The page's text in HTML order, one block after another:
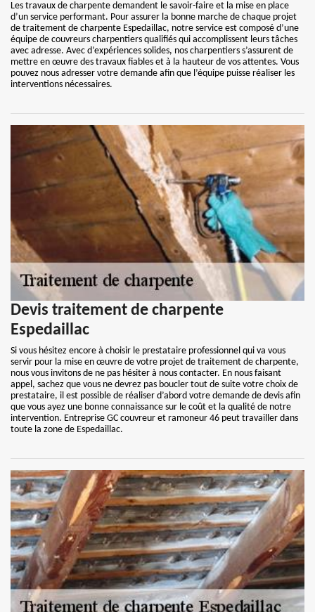
Les travaux de charpente demandent le savoir-faire et la mise en place
d’un service performant. Pour assurer la bonne marche de chaque projet
de traitement de charpente Espedaillac, notre service est composé d’une
équipe de couvreurs charpentiers qualifiés qui accomplissent leurs tâches
avec adresse. Avec d’expériences solides, nos charpentiers s’assurent de
mettre en œuvre des travaux fiables et à la hauteur de vos attentes. Vous
pouvez nous adresser votre demande afin que l’équipe puisse réaliser les
interventions nécessaires.
Devis traitement de charpente
Espedaillac
Si vous hésitez encore à choisir le prestataire professionnel qui va vous
servir pour la mise en œuvre de votre projet de traitement de charpente,
nous vous invitons de ne pas hésiter à nous contacter. En nous faisant
appel, sachez que vous ne devrez pas boucler tout de suite votre choix de
prestataire, il est possible de réaliser d’abord votre demande de devis afin
que vous ayez une bonne connaissance sur le coût et la qualité de notre
intervention. Entreprise GC couvreur et ramoneur 46 peut travailler dans
toute la zone de Espedaillac.